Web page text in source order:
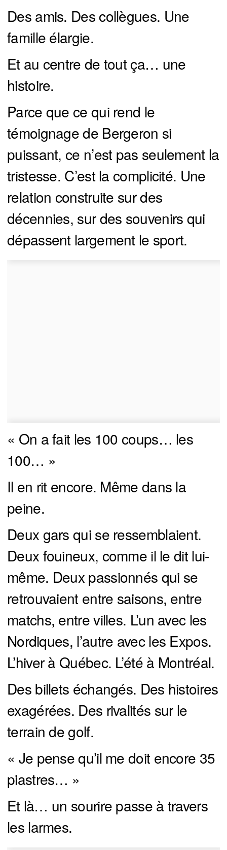
Des amis. Des collègues. Une
famille élargie.
Et au centre de tout ça… une
histoire.
Parce que ce qui rend le
témoignage de Bergeron si
puissant, ce n’est pas seulement la
tristesse. C’est la complicité. Une
relation construite sur des
décennies, sur des souvenirs qui
dépassent largement le sport.
« On a fait les 100 coups… les
100… »
Il en rit encore. Même dans la
peine.
Deux gars qui se ressemblaient.
Deux fouineux, comme il le dit lui-
même. Deux passionnés qui se
retrouvaient entre saisons, entre
matchs, entre villes. L’un avec les
Nordiques, l’autre avec les Expos.
L’hiver à Québec. L’été à Montréal.
Des billets échangés. Des histoires
exagérées. Des rivalités sur le
terrain de golf.
« Je pense qu’il me doit encore 35
piastres… »
Et là… un sourire passe à travers
les larmes.